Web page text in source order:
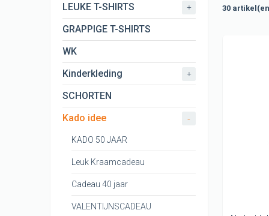
CARNAVAL
ORANJE
30
LEUKE T-SHIRTS
+
GRAPPIGE T-SHIRTS
WK
Kinderkleding
+
SCHORTEN
Kado idee
-
KADO 50 JAAR
Leuk Kraamcadeau
Cadeau 40 jaar
VALENTIJNSCADEAU